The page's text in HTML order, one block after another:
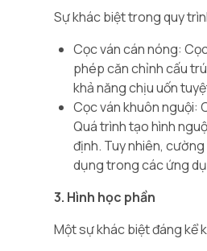
Sự khác biệt trong quy
Cọc ván cán nóng:
phép căn chỉnh cấu
khả năng chịu uốn
Cọc ván khuôn nguội:
Quá trình tạo hình
định. Tuy nhiên,
dụng trong các ứng
3. Hình học phần
Một sự khác biệt đáng kể